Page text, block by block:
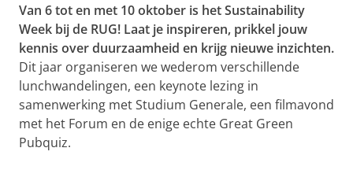
Van 6 tot en met 10 oktober is het Sustainability
Week bij de RUG! Laat je inspireren, prikkel jouw
kennis over duurzaamheid en krijg nieuwe inzichten.
Dit jaar organiseren we wederom verschillende
lunchwandelingen, een keynote lezing in
samenwerking met Studium Generale, een filmavond
met het Forum en de enige echte Great Green
Pubquiz.